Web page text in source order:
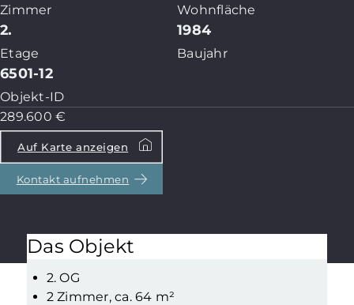
Zimmer Wohnfläche
2.
Etage
1984
Baujahr
6501-12
Objekt-ID
289.600 €
Auf Karte anzeigen
Kontakt aufnehmen
Das Objekt
2. OG
2 Zimmer, ca. 64 m²